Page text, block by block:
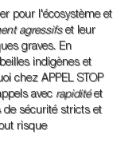
pour l'écosystème et
agressifset leur
graves. En
indigènes et
chez APPEL STOP
avec rapiditéet
de sécurité stricts et
risque